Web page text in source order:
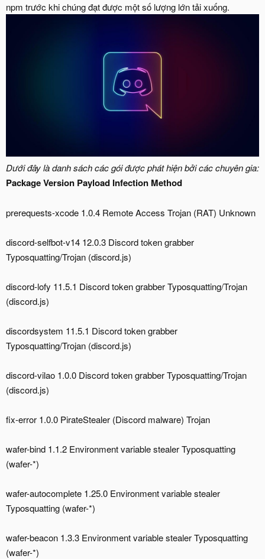
npm trước khi chúng đạt được một số lượng lớn tải xuống.
Dưới đây là danh sách các gói được phát hiện bởi các chuyên gia:
Package Version Payload Infection Method
prerequests-xcode 1.0.4 Remote Access Trojan (RAT) Unknown
discord-selfbot-v14 12.0.3 Discord token grabber
Typosquatting/Trojan (discord.js)
discord-lofy 11.5.1 Discord token grabber Typosquatting/Trojan
(discord.js)
discordsystem 11.5.1 Discord token grabber
Typosquatting/Trojan (discord.js)
discord-vilao 1.0.0 Discord token grabber Typosquatting/Trojan
(discord.js)
fix-error 1.0.0 PirateStealer (Discord malware) Trojan
wafer-bind 1.1.2 Environment variable stealer Typosquatting
(wafer-*)
wafer-autocomplete 1.25.0 Environment variable stealer
Typosquatting (wafer-*)
wafer-beacon 1.3.3 Environment variable stealer Typosquatting
(wafer-*)